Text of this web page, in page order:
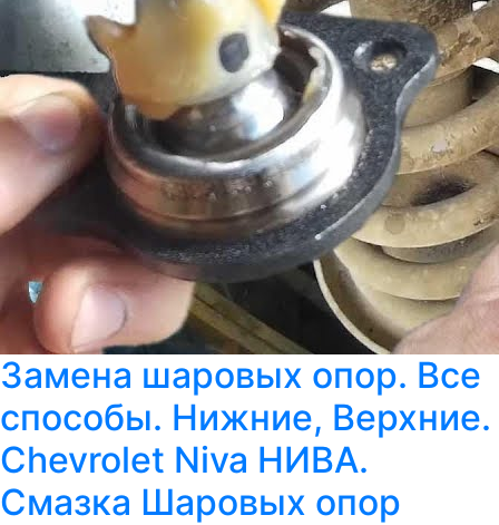
Замена шаровых опор. Все
способы. Нижние, Верхние.
Chevrolet Niva НИВА.
Смазка Шаровых опор